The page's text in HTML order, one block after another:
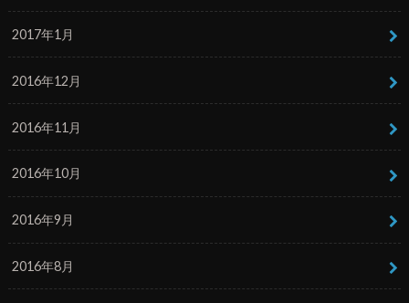
2017年1月
2016年12月
2016年11月
2016年10月
2016年9月
2016年8月